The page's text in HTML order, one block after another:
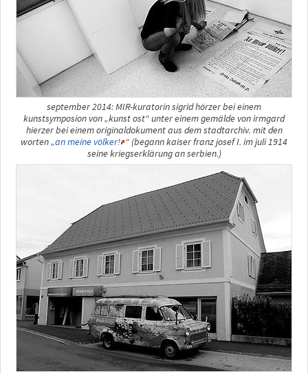
september 2014: MIR-kuratorin sigrid hörzer bei einem
kunstsymposion von „kunst ost“ unter einem gemälde von irmgard
hierzer bei einem originaldokument aus dem stadtarchiv. mit den
worten „an meine völker! “ (begann kaiser franz josef I. im juli 1914
seine kriegserklärung an serbien.)